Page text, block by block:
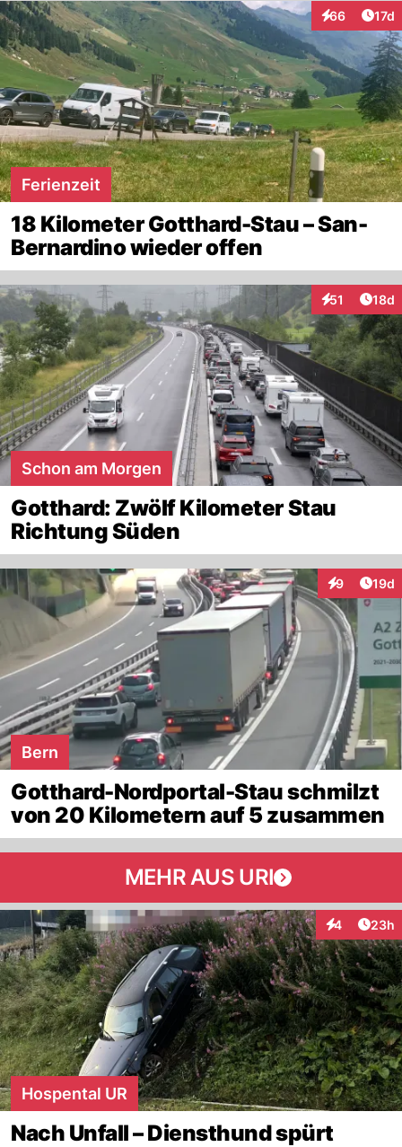
66
Interaktionen
17d
Ferienzeit
18 Kilometer Gotthard-Stau – San-
Bernardino wieder offen
51
Interaktionen
18d
Schon am Morgen
Gotthard: Zwölf Kilometer Stau
Richtung Süden
9
Interaktionen
19d
Bern
Gotthard-Nordportal-Stau schmilzt
von 20 Kilometern auf 5 zusammen
MEHR AUS URI
4
Interaktionen
23h
Hospental UR
Nach Unfall – Diensthund spürt